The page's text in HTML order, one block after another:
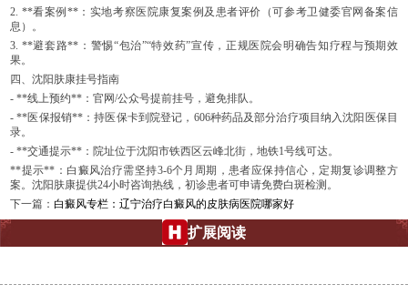
2. **看案例**：实地考察医院康复案例及患者评价（可参考卫健委官网备案信
息）。
3. **避套路**：警惕“包治”“特效药”宣传，正规医院会明确告知疗程与预期效
果。
四、沈阳肤康挂号指南
- **线上预约**：官网/公众号提前挂号，避免排队。
- **医保报销**：持医保卡到院登记，606种药品及部分治疗项目纳入沈阳医保目
录。
- **交通提示**：院址位于沈阳市铁西区云峰北街，地铁1号线可达。
**提示**：白癜风治疗需坚持3-6个月周期，患者应保持信心，定期复诊调整方
案。沈阳肤康提供24小时咨询热线，初诊患者可申请免费白斑检测。
下一篇：白癜风专栏：辽宁治疗白癜风的皮肤病医院哪家好
扩展阅读